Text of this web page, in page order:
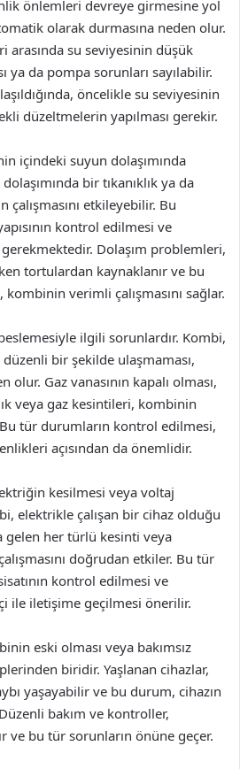
önlemleri devreye girmesine yol
olarak durmasına neden olur.
arasında su seviyesinin düşük
ya da pompa sorunları sayılabilir.
öncelikle su seviyesinin
düzeltmelerin yapılması gerekir.
içindeki suyun dolaşımında
bir tıkanıklık ya da
çalışmasını etkileyebilir. Bu
kontrol edilmesi ve
Dolaşım problemleri,
tortulardan kaynaklanır ve bu
verimli çalışmasını sağlar.
ilgili sorunlardır. Kombi,
düzenli bir şekilde ulaşmaması,
olur. Gaz vanasının kapalı olması,
veya gaz kesintileri, kombinin
tür durumların kontrol edilmesi,
açısından da önemlidir.
kesilmesi veya voltaj
elektrikle çalışan bir cihaz olduğu
gelen her türlü kesinti veya
doğrudan etkiler. Bu tür
kontrol edilmesi ve
ile iletişime geçilmesi önerilir.
eski olması veya bakımsız
biridir. Yaşlanan cihazlar,
yaşayabilir ve bu durum, cihazın
bakım ve kontroller,
ve bu tür sorunların önüne geçer.